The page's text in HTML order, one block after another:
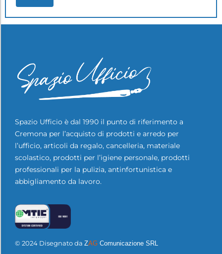
Spazio Ufficio è dal 1990 il punto di riferimento a
Cremona per l’acquisto di prodotti e arredo per
l’ufficio, articoli da regalo, cancelleria, materiale
scolastico, prodotti per l’igiene personale, prodotti
professionali per la pulizia, antinfortunistica e
abbigliamento da lavoro.
© 2024 Disegnato da ZAG Comunicazione SRL